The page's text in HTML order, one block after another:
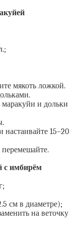
мякоть ложкой.
и дольки
15–20
перемешайте.
с имбирём
см в диаметре);
на веточку